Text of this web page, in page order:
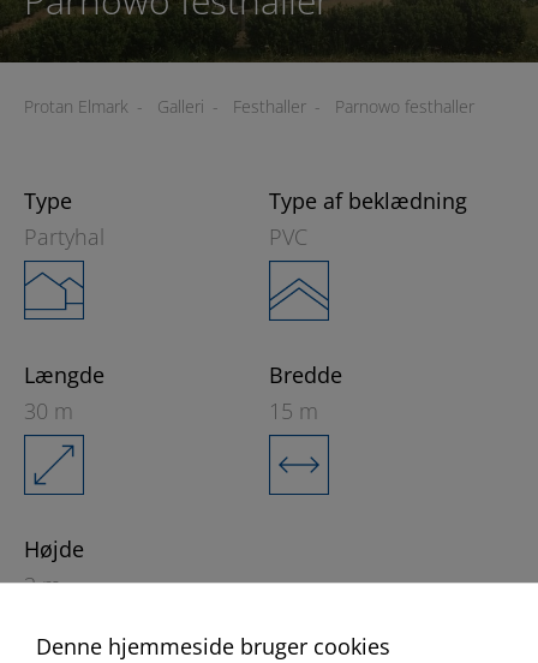
Protan Elmark - Galleri - Festhaller - Parnowo festhaller
Type
Partyhal
Type af beklædning
PVC
Længde
30 m
Bredde
15 m
Højde
3 m
Denne hjemmeside bruger cookies